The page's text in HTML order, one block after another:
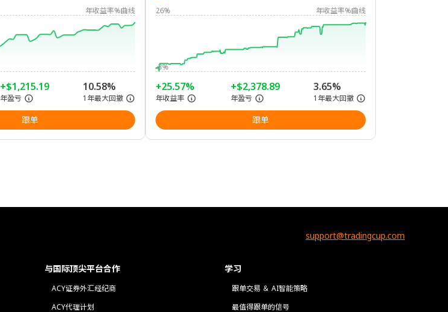
年收益率%曲线
+$1,215.19
年盈亏
10.58%
1年最大回撤
跟单
26%
年收益率%曲线
-3%
+25.57%
年收益率
+$2,378.89
年盈亏
3.65%
1年最大回撤
跟单
support@tradingcup.com
与国际顶尖平台合作
ACY证券外汇经纪商
ACY代理计划
学习
跟单交易 ＆ AI智能策略
最值得跟单的信号